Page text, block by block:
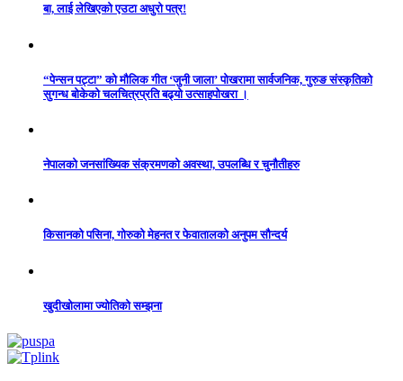
बा, लाई लेखिएको एउटा अधुरो पत्र!
“पेन्सन पट्टा” को मौलिक गीत ‘जुनी जाला’ पोखरामा सार्वजनिक, गुरुङ संस्कृतिको
सुगन्ध बोकेको चलचित्रप्रति बढ्यो उत्साहपोखरा ।
नेपालको जनसांख्यिक संक्रमणको अवस्था, उपलब्धि र चुनौतीहरु
किसानको पसिना, गोरुको मेहनत र फेवातालको अनुपम सौन्दर्य
खुदीखोलामा ज्योतिको सम्झना